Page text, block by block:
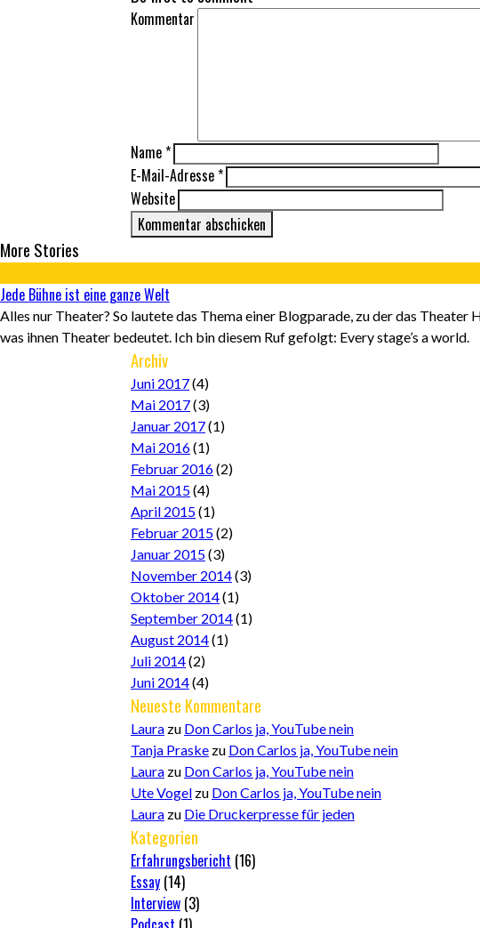
Kommentar
Name*
E-Mail-Adresse*
Website
More Stories
Jede Bühne ist eine ganze Welt
Alles nur Theater? So lautete das Thema einer Blogparade, zu der das
was ihnen Theater bedeutet. Ich bin diesem Ruf gefolgt: Every stage’s a world.
Archiv
Juni 2017(4)
Mai 2017(3)
Januar 2017(1)
Mai 2016(1)
Februar 2016(2)
Mai 2015(4)
April 2015(1)
Februar 2015(2)
Januar 2015(3)
November 2014(3)
Oktober 2014(1)
September 2014(1)
August 2014(1)
Juli 2014(2)
Juni 2014(4)
Neueste Kommentare
Laura zu Don Carlos ja, YouTube nein
Tanja Praske zu Don Carlos ja, YouTube nein
Laura zu Don Carlos ja, YouTube nein
Ute Vogel zu Don Carlos ja, YouTube nein
Laura zu Die Druckerpresse für jeden
Kategorien
Erfahrungsbericht (16)
Essay (14)
Interview (3)